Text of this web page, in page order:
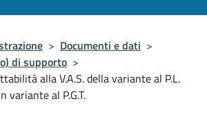
> Documenti e dati >
di supporto >
alla V.A.S. della variante al P.L.
variante al P.G.T.